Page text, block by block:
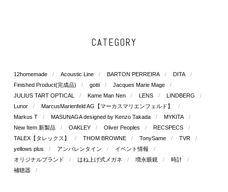
CATEGORY
12homemade Acoustic Line BARTON PERREIRA
DITA
Finished Product(完成品)
gotti
Jacques Marie Mage
JULIUS TART OPTICAL
Kame Man Nen LENS
LINDBERG
Lunor
MarcusMarienfeld AG【マーカスマリエンフェルド】
Markus T
MASUNAGA designed by Kenzo Takada
MYKITA
New Item 新製品
OAKLEY Oliver Peoples
RECSPECS
TALEX【タレックス】
THOM BROWNE TonySame
TVR
yellows plus
アンバレンタイン
イベント情報
オリジナルブランド
はね上げ式メガネ 増永眼鏡
時計
補聴器